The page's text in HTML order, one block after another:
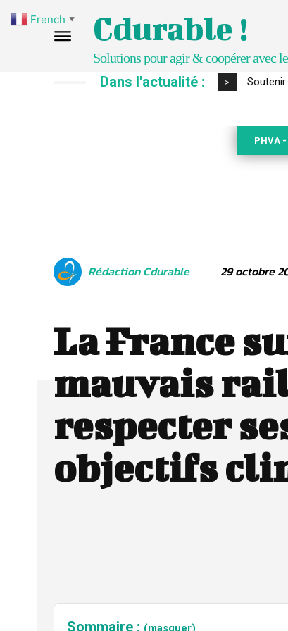
Cdurable !
Solutions pour agir & coopérer avec
Dans l'actualité : >
PHVA
Rédaction Cdurable 29 octobre
La France
mauvais
respecter
objectifs
Sommaire : (masquer)
French ▼